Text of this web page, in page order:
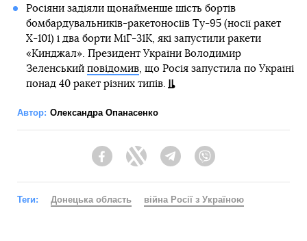
Росіяни задіяли щонайменше шість бортів
бомбардувальників-ракетоносіїв Ту-95 (носії ракет
Х-101) і два борти МіГ-31К, які запустили ракети
«Кинджал». Президент України Володимир
Зеленський повідомив, що Росія запустила по Україні
понад 40 ракет різних типів.
Автор: Олександра Опанасенко
FacebookTwitter Telegram
Теги: Донецька область війна Росії з Україною